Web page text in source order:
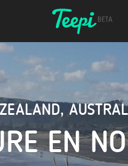
,
EN